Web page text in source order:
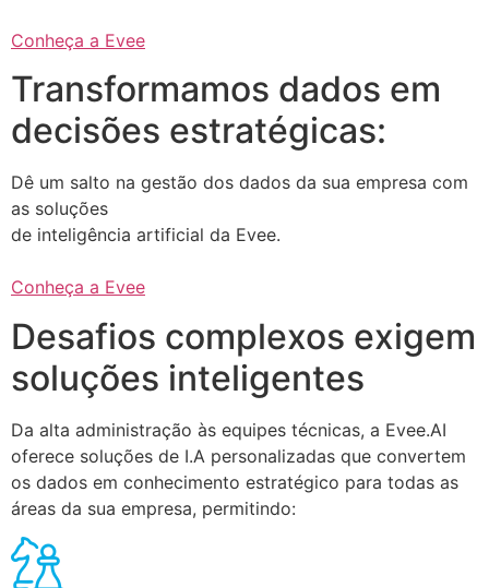
Conheça a Evee
Transformamos dados em
decisões estratégicas:
Dê um salto na gestão dos dados da sua empresa com
as soluções
de inteligência artificial da Evee.
Conheça a Evee
Desafios complexos exigem
soluções inteligentes
Da alta administração às equipes técnicas, a Evee.AI
oferece soluções de I.A personalizadas que convertem
os dados em conhecimento estratégico para todas as
áreas da sua empresa, permitindo: